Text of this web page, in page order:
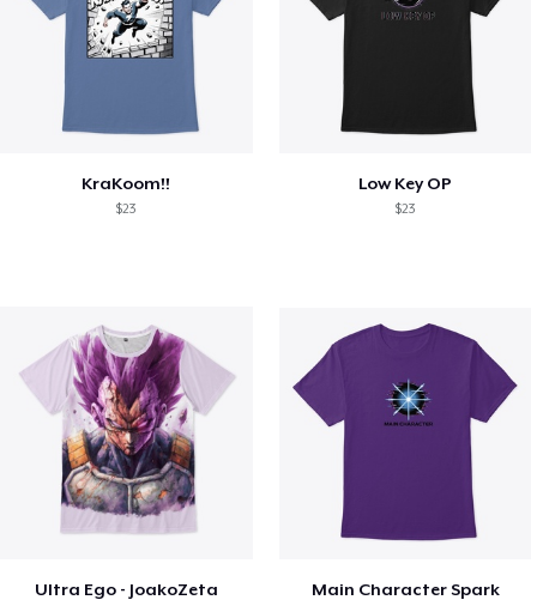
KraKoom!!
$23
Low Key OP
$23
Ultra Ego - JoakoZeta Main Character Spark